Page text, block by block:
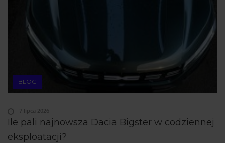
BLOG
Ile pali najnowsza Dacia Bigster w codziennej
eksploatacji?
7 lipca 2026